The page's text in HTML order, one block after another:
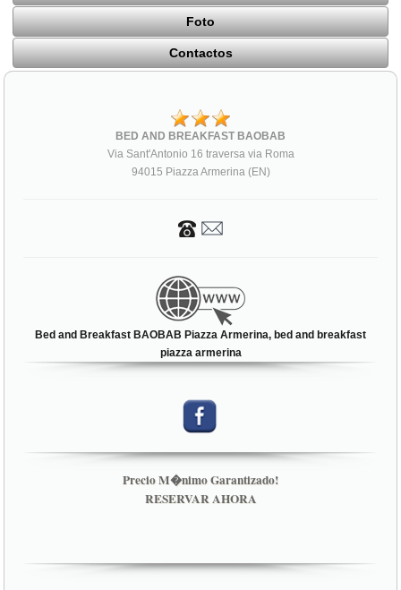
Foto
Contactos
BED AND BREAKFAST BAOBAB
Via Sant'Antonio 16 traversa via Roma
94015 Piazza Armerina (EN)
Bed and Breakfast BAOBAB Piazza Armerina, bed and breakfast
piazza armerina
Precio M�nimo Garantizado!
RESERVAR AHORA